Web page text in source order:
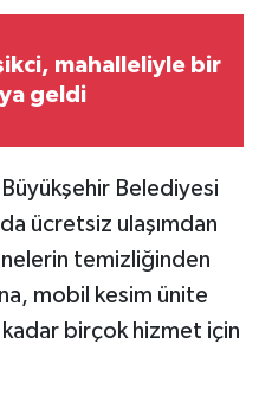
mahalleliyle bir
geldi
Belediyesi
ücretsiz ulaşımdan
temizliğinden
mobil kesim ünite
birçok hizmet için